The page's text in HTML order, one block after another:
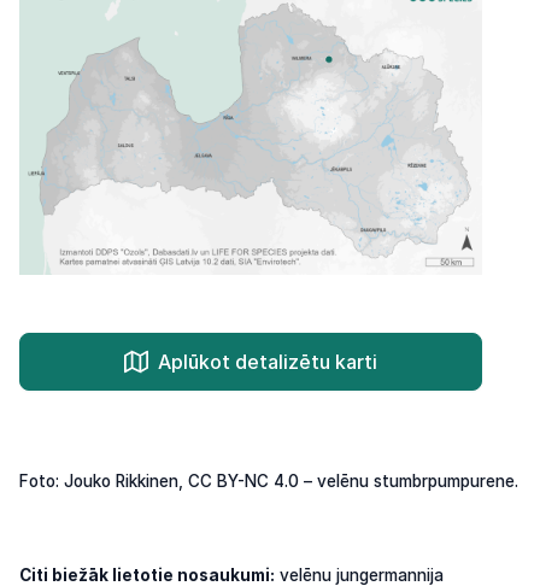
Aplūkot detalizētu karti
Foto: Jouko Rikkinen, CC BY-NC 4.0 – velēnu stumbrpumpurene.
Citi biežāk lietotie nosaukumi: velēnu jungermannija